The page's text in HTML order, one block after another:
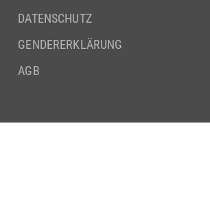
DATENSCHUTZ
GENDERERKLÄRUNG
AGB